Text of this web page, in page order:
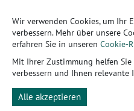
Sterilisation mit
Sterile Lagerung von
Zielgruppe:
Dieses Webinar richtet sich
Instrumentenaufbereitung und
Wir verwenden Cookies, um Ihr
verbessern. Mehr über unsere
erfahren Sie in unseren Cookie-
Mit Ihrer Zustimmung helfen Sie
verbessern und Ihnen relevante
Alle akzeptieren